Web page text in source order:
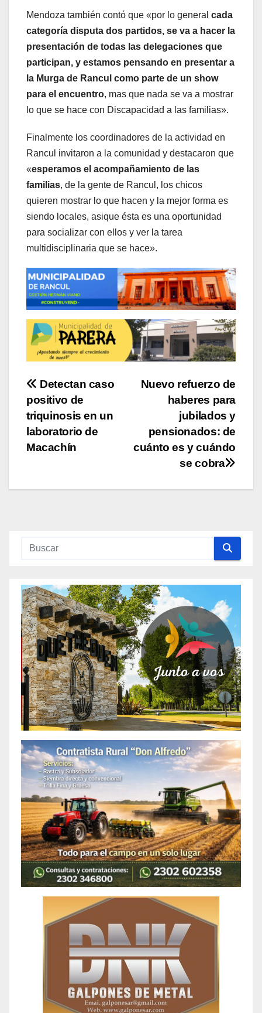
Mendoza también contó que «por lo general cada
categoría disputa dos partidos, se va a hacer la
presentación de todas las delegaciones que
participan, y estamos pensando en presentar a
la Murga de Rancul como parte de un show
para el encuentro, mas que nada se va a mostrar
lo que se hace con Discapacidad a las familias».
Finalmente los coordinadores de la actividad en
Rancul invitaron a la comunidad y destacaron que
«esperamos el acompañamiento de las
familias, de la gente de Rancul, los chicos
quieren mostrar lo que hacen y la mejor forma es
siendo locales, asique ésta es una oportunidad
para socializar con ellos y ver la tarea
multidisciplinaria que se hace».
Navegación
de
entradas
Nuevo refuerzo de
haberes para
jubilados y
pensionados: de
cuánto es y cuándo
se cobra
Detectan caso
positivo de
triquinosis en un
laboratorio de
Macachín